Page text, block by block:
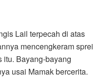
Lail terpecah di atas
mencengkeram sprei
itu. Bayang-bayang
usai Mamak bercerita.